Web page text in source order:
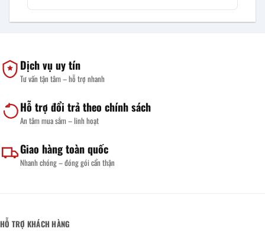
Dịch vụ uy tín
Tư vấn tận tâm – hỗ trợ nhanh
Hỗ trợ đổi trả theo chính sách
An tâm mua sắm – linh hoạt
Giao hàng toàn quốc
Nhanh chóng – đóng gói cẩn thận
HỖ TRỢ KHÁCH HÀNG